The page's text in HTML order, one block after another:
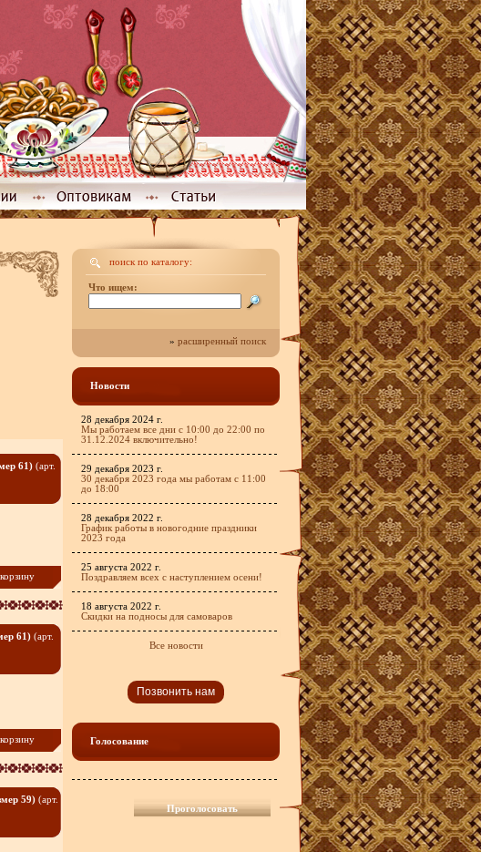
61) (арт.
61) (арт.
59)(арт.
поиск по каталогу:
Что ищем:
» расширенный поиск
Новости
28 декабря 2024 г.
Мы работаем все дни с 10:00 до 22:00 по
31.12.2024 включительно!
29 декабря 2023 г.
30 декабря 2023 года мы работам с 11:00
до 18:00
28 декабря 2022 г.
График работы в новогодние праздники
2023 года
25 августа 2022 г.
Поздравляем всех с наступлением осени!
18 августа 2022 г.
Скидки на подносы для самоваров
Все новости
Позвонить нам
Голосование